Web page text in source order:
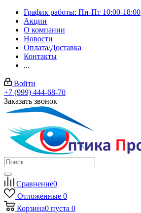
График работы: Пн-Пт 10:00-18:00
Акции
О компании
Новости
Оплата/Доставка
Контакты
...
Войти
+7 (999) 444-68-70
Заказать звонок
Сравнение0
Отложенные 0
Корзина0 пуста 0